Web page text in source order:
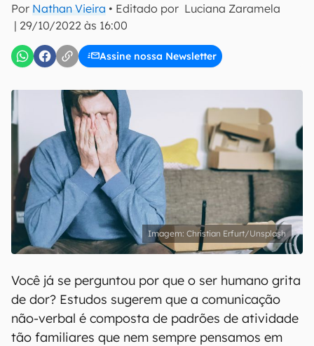
Por Nathan Vieira • Editado por Luciana Zaramela
| 29/10/2022 às 16:00
Assine nossa Newsletter
Uso e Política de Privacidade do Canaltech.
Christian Erfurt/Unsplash
Você já se perguntou por que o ser humano grita
de dor? Estudos sugerem que a comunicação
não-verbal é composta de padrões de atividade
tão familiares que nem sempre pensamos em